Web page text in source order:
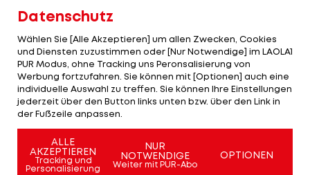
Die Mannschaft von Gennaro Gattuso muss sich
einen Tag vor Weihnachten mit einem späten 1:1-
Unentschieden gegen Torino begnügen. Armando
Izzo sorgt gegen uninspirierte Napolitaner für
den ersten Treffer des Tages (56.), aber die
Heimmannschaft gleicht spät in der Nachspielzeit
durch ein Traumtor vonLorenzo Insigneaus.
Napoli rutscht mit nun 25 Punkten auf Position
fünf zurück, Torino verpasst einen Befreiunsschlag
Datenschutz
Wählen Sie [Alle Akzeptieren] um allen Zwecken, Cookies
und Diensten zuzustimmen oder [Nur Notwendige] im LAOLA1
PUR Modus, ohne Tracking uns Peronsalisierung von
Werbung fortzufahren. Sie können mit [Optionen] auch eine
individuelle Auswahl zu treffen. Sie können Ihre Einstellungen
jederzeit über den Button links unten bzw. über den Link in
der Fußzeile anpassen.
ALLE
AKZEPTIEREN
Tracking und
Personalisierung
NUR
NOTWENDIGE
Weiter mit PUR-Abo
OPTIONEN